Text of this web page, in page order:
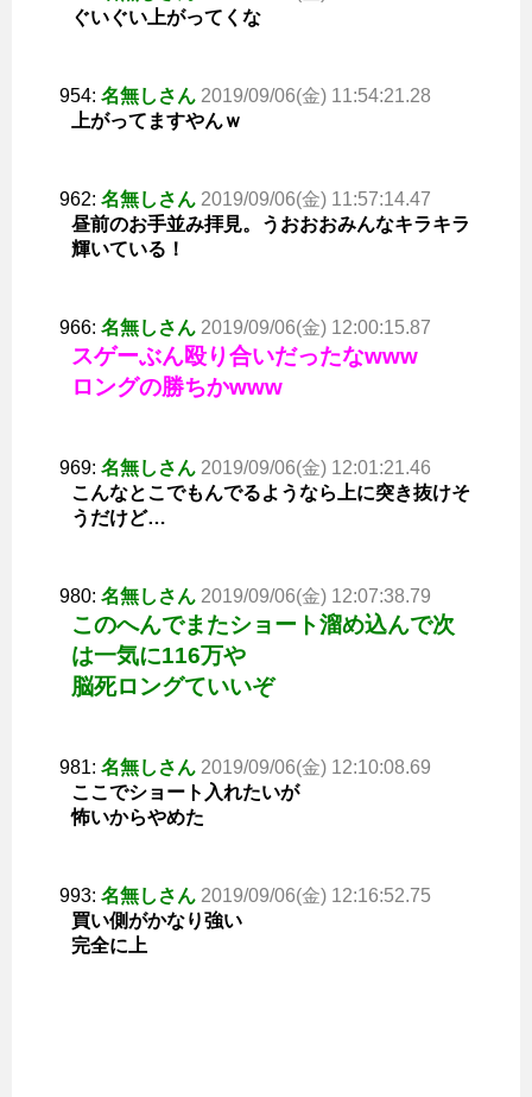
ぐいぐい上がってくな
954: 名無しさん 2019/09/06(金) 11:54:21.28
上がってますやんｗ
962: 名無しさん 2019/09/06(金) 11:57:14.47
昼前のお手並み拝見。うおおおみんなキラキラ
輝いている！
966: 名無しさん 2019/09/06(金) 12:00:15.87
スゲーぶん殴り合いだったなwww
ロングの勝ちかwww
969: 名無しさん 2019/09/06(金) 12:01:21.46
こんなとこでもんでるようなら上に突き抜けそ
うだけど…
980: 名無しさん 2019/09/06(金) 12:07:38.79
このへんでまたショート溜め込んで次
は一気に116万や
脳死ロングていいぞ
981: 名無しさん 2019/09/06(金) 12:10:08.69
ここでショート入れたいが
怖いからやめた
993: 名無しさん 2019/09/06(金) 12:16:52.75
買い側がかなり強い
完全に上